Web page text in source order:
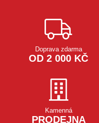
Doprava zdarma
OD 2 000 KČ
Kamenná
PRODEJNA